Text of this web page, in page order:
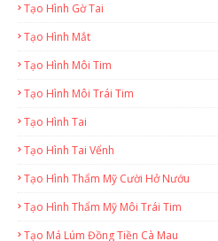
Tạo Hình Gờ Tai
Tạo Hình Mắt
Tạo Hình Môi Tim
Tạo Hình Môi Trái Tim
Tạo Hình Tai
Tạo Hình Tai Vểnh
Tạo Hình Thẩm Mỹ Cười Hở Nướu
Tạo Hình Thẩm Mỹ Môi Trái Tim
Tạo Má Lúm Đồng Tiền Cà Mau